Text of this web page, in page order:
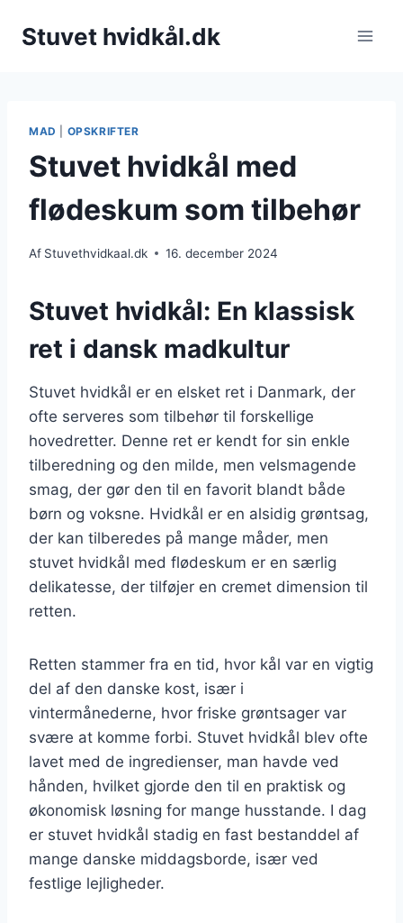
Stuvet hvidkål.dk
MAD OPSKRIFTER
Stuvet hvidkål med
flødeskum som tilbehør
Af Stuvethvidkaal.dk 16. december 2024
Stuvet hvidkål: En klassisk
ret i dansk madkultur
Stuvet hvidkål er en elsket ret i Danmark, der
ofte serveres som tilbehør til forskellige
hovedretter. Denne ret er kendt for sin enkle
tilberedning og den milde, men velsmagende
smag, der gør den til en favorit blandt både
børn og voksne. Hvidkål er en alsidig grøntsag,
der kan tilberedes på mange måder, men
stuvet hvidkål med flødeskum er en særlig
delikatesse, der tilføjer en cremet dimension til
retten.
Retten stammer fra en tid, hvor kål var en vigtig
del af den danske kost, især i
vintermånederne, hvor friske grøntsager var
svære at komme forbi. Stuvet hvidkål blev ofte
lavet med de ingredienser, man havde ved
hånden, hvilket gjorde den til en praktisk og
økonomisk løsning for mange husstande. I dag
er stuvet hvidkål stadig en fast bestanddel af
mange danske middagsborde, især ved
festlige lejligheder.